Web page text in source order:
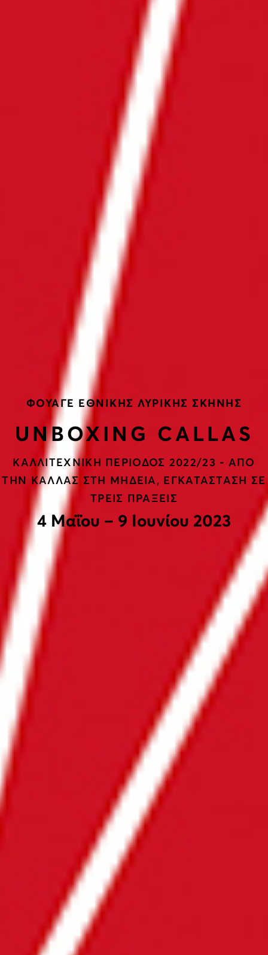
ΦΟΥΑΓΕ ΕΘΝΙΚΗΣ ΛΥΡΙΚΗΣ ΣΚΗΝΗΣ
UNBOXING CALLAS
ΚΑΛΛΙΤΕΧΝΙΚΗ ΠΕΡΙΟΔΟΣ 2022/23 - ΑΠΟ
ΤΗΝ ΚΑΛΛΑΣ ΣΤΗ ΜΗΔΕΙΑ, ΕΓΚΑΤΑΣΤΑΣΗ ΣΕ
ΤΡΕΙΣ ΠΡΑΞΕΙΣ
4 Μαΐου – 9 Ιουνίου 2023